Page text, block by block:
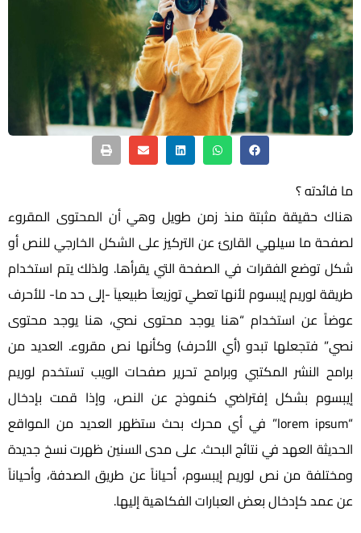
ما فائدته ؟
هناك حقيقة مثبتة منذ زمن طويل وهي أن المحتوى المقروء
لصفحة ما سيلهي القارئ عن التركيز على الشكل الخارجي للنص أو
شكل توضع الفقرات في الصفحة التي يقرأها. ولذلك يتم استخدام
طريقة لوريم إيبسوم لأنها تعطي توزيعاَ طبيعياَ -إلى حد ما- للأحرف
عوضاً عن استخدام “هنا يوجد محتوى نصي، هنا يوجد محتوى
نصي” فتجعلها تبدو (أي الأحرف) وكأنها نص مقروء. العديد من
برامح النشر المكتبي وبرامح تحرير صفحات الويب تستخدم لوريم
إيبسوم بشكل إفتراضي كنموذج عن النص، وإذا قمت بإدخال
“lorem ipsum” في أي محرك بحث ستظهر العديد من المواقع
الحديثة العهد في نتائج البحث. على مدى السنين ظهرت نسخ جديدة
ومختلفة من نص لوريم إيبسوم، أحياناً عن طريق الصدفة، وأحياناً
عن عمد كإدخال بعض العبارات الفكاهية إليها.